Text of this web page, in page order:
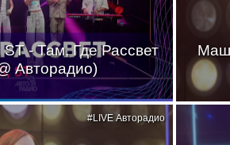
- Там, Где Рассвет
Авторадио)
#LIVE Авторадио